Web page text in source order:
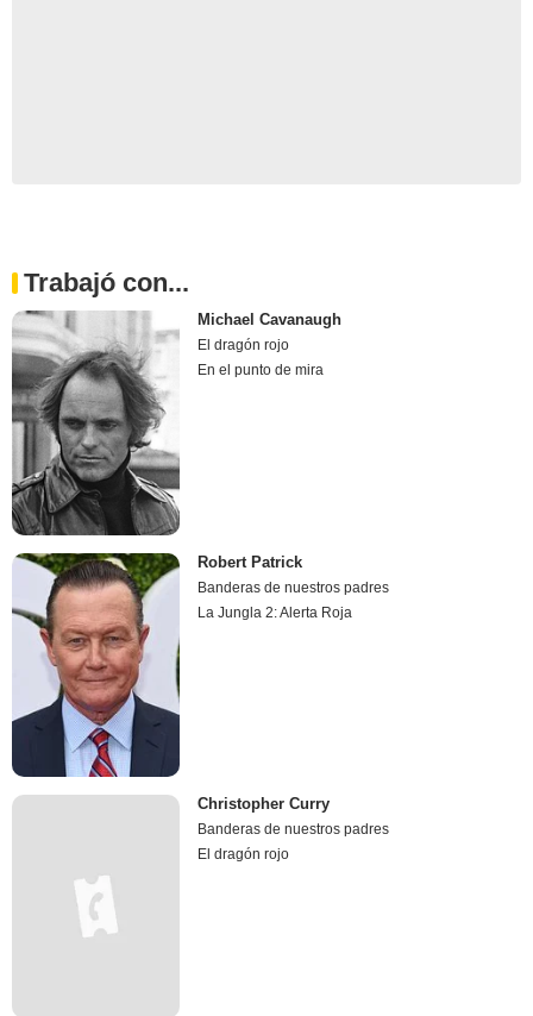
Trabajó con...
Michael Cavanaugh
El dragón rojo
En el punto de mira
Robert Patrick
Banderas de nuestros padres
La Jungla 2: Alerta Roja
Christopher Curry
Banderas de nuestros padres
El dragón rojo